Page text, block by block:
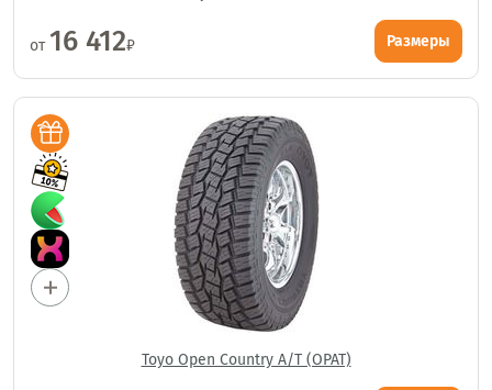
от16 412₽ Размеры
Toyo Open Country A/T (OPAT)